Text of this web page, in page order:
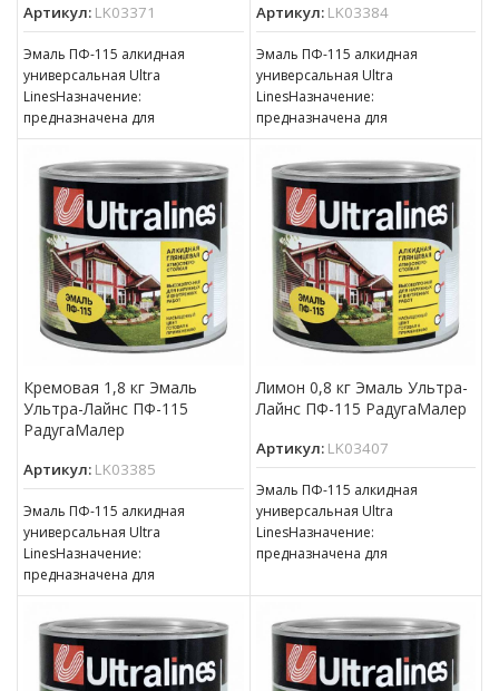
Артикул: LK03371
Эмаль ПФ-115 алкидная
универсальная Ultra
LinesНазначение:
предназначена для
окрашивания деревянных,
металлических и других
поверхностей, подвергающихся
атмосферным воздействиям,
для окраски внутри
Артикул: LK03384
Эмаль ПФ-115 алкидная
универсальная Ultra
LinesНазначение:
предназначена для
окрашивания деревянных,
металлических и других
поверхностей, подвергающихся
атмосферным воздействиям,
для окраски внутри
Кремовая 1,8 кг Эмаль
Ультра-Лайнс ПФ-115
РадугаМалер
Артикул: LK03385
Эмаль ПФ-115 алкидная
универсальная Ultra
LinesНазначение:
предназначена для
окрашивания деревянных,
металлических и других
поверхностей, подвергающихся
атмосферным воздействиям,
для окраски внутри
Лимон 0,8 кг Эмаль Ультра-
Лайнс ПФ-115 РадугаМалер
Артикул: LK03407
Эмаль ПФ-115 алкидная
универсальная Ultra
LinesНазначение:
предназначена для
металлических и других
поверхностей, подвергающихся
атмосферным воздействиям,
для окраски внутри